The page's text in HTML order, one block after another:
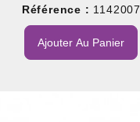
Référence : 1142007
Ajouter Au Panier